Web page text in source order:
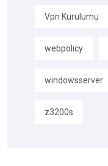
Vpn Kurulumu
webpolicy
windowsserver
z3200s